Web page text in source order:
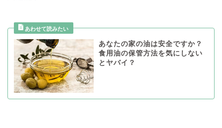
あなたの家の油は安全ですか？
食用油の保管方法を気にしない
とヤバイ？